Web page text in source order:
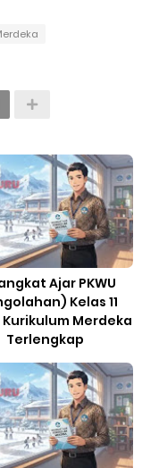
Ajar PKWU
Kelas 11
Kurikulum Merdeka
Terlengkap